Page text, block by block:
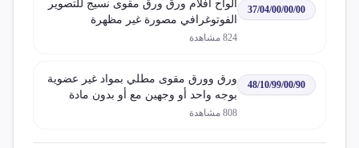
أو لا يزيد محتواه الكلي من هذه الألياف
عن 10% وزنا
37/04/00/00/00
ألواح أفلام ورق ورق مقوى نسيج للتصوير
الفوتوغرافي مصورة غير مظهرة
824 مشاهدة
48/10/99/00/90
ورق وورق مقوى مطلي بمواد غير عضوية
بوجه واحد أو وجهين مع أو بدون مادة
رابطة لفات أو صفائح مستطيلة أو مربعة
808 مشاهدة